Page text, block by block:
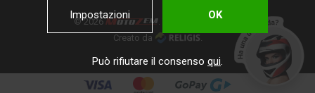
© 2026
. Tutti i diritti riservati.
Creato da
.
Impostazioni OK
Può rifiutare il consenso qui.